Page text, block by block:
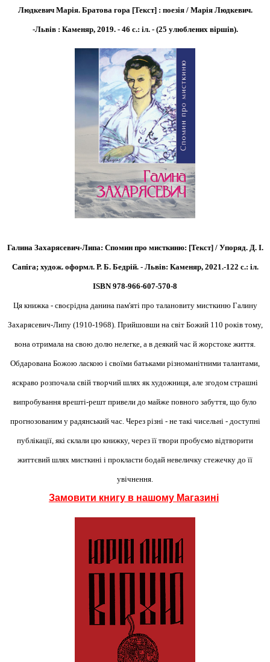
Людкевич Марія. Братова гора [Текст] : поезія / Марія Людкевич.
-Львів : Каменяр, 2019. - 46 с.: іл. - (25 улюблених віршів).
Галина Захарясевич-Липа: Спомин про мисткиню: [Текст] / Упоряд. Д. І.
Сапіга; худож. оформл. Р. Б. Бедрій. - Львів: Каменяр, 2021.-122 с.: іл.
ISBN 978-966-607-570-8
Ця книжка - своєрідна данина пам'яті про талановиту мисткиню Галину
Захарясевич-Липу (1910-1968). Прийшовши на світ Божий 110 років тому,
вона отримала на свою долю нелегке, а в деякий час й жорстоке життя.
Обдарована Божою ласкою і своїми батьками різноманітними талантами,
яскраво розпочала свій творчий шлях як художниця, але згодом страшні
випробування врешті-решт привели до майже повного забуття, що було
прогнозованим у радянський час. Через різні - не такі чисельні - доступні
публікації, які склали цю книжку, через її твори пробуємо відтворити
життєвий шлях мисткині і прокласти бодай невеличку стежечку до її
увічнення.
Замовити книгу в нашому Магазині